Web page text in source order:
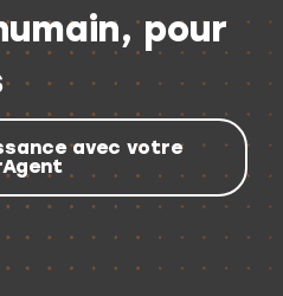
pour
avec votre